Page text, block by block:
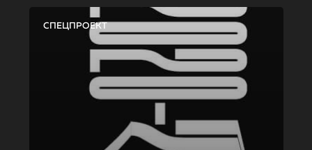
СПЕЦПРОЕКТ